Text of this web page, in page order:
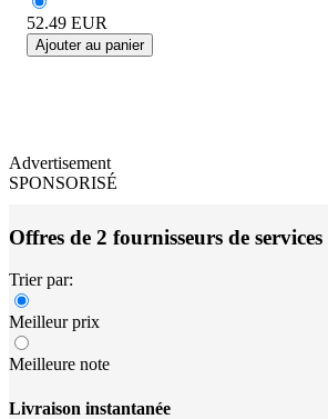
52.49 EUR
Ajouter au panier
Advertisement
SPONSORISÉ
Offres de 2 fournisseurs de services
Trier par:
Meilleur prix
Meilleure note
Livraison instantanée